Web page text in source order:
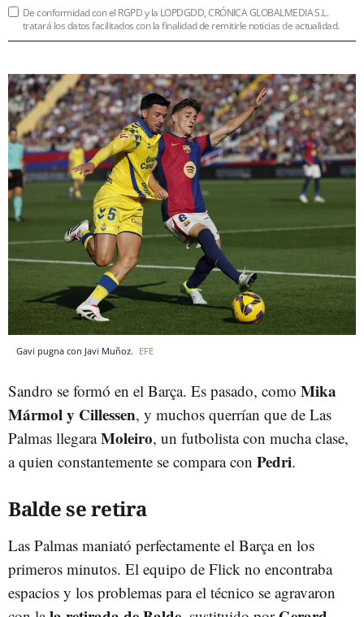
De conformidad con el RGPD y la LOPDGDD, CRÓNICA GLOBALMEDIA S.L.
tratará los datos facilitados con la finalidad de remitirle noticias de actualidad.
Gavi pugna con Javi Muñoz. EFE
Sandro se formó en el Barça. Es pasado, como Mika
Mármol y Cillessen, y muchos querrían que de Las
Palmas llegaraMoleiro, un futbolista con mucha clase,
a quien constantemente se compara con Pedri.
Balde se retira
Las Palmas maniató perfectamente el Barça en los
primeros minutos. El equipo de Flick no encontraba
espacios y los problemas para el técnico se agravaron